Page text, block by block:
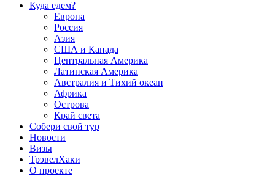
Куда едем?
Европа
Россия
Азия
США и Канада
Центральная Америка
Латинская Америка
Австралия и Тихий океан
Африка
Острова
Край света
Собери свой тур
Новости
Визы
ТрэвелХаки
О проекте